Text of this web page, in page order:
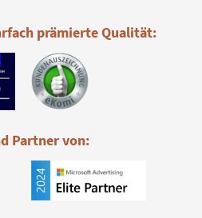
prämierte Qualität:
Partner von: